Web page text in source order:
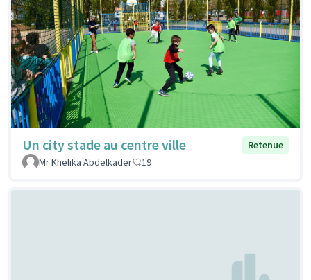
Un city stade au centre ville
Retenue
Mr Khelika Abdelkader
19